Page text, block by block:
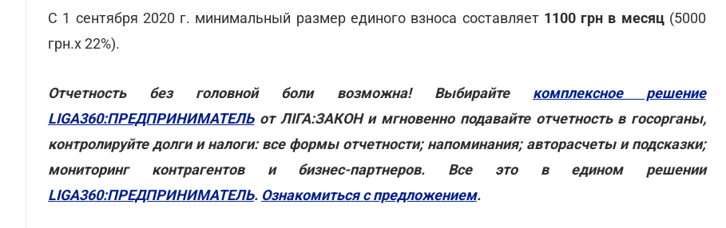
С 1 сентября 2020 г. минимальный размер единого взноса составляет 1100 грн в месяц(5000
грн.х 22%).
Отчетность без головной боли возможна! Выбирайте комплексное решение
LIGA360:ПРЕДПРИНИМАТЕЛЬот ЛІГА:ЗАКОН и мгновенно подавайте отчетность в госорганы,
контролируйте долги и налоги: все формы отчетности; напоминания; авторасчеты и подсказки;
мониторинг контрагентов и бизнес-партнеров. Все это в едином решении
LIGA360:ПРЕДПРИНИМАТЕЛЬ. Ознакомиться с предложением.